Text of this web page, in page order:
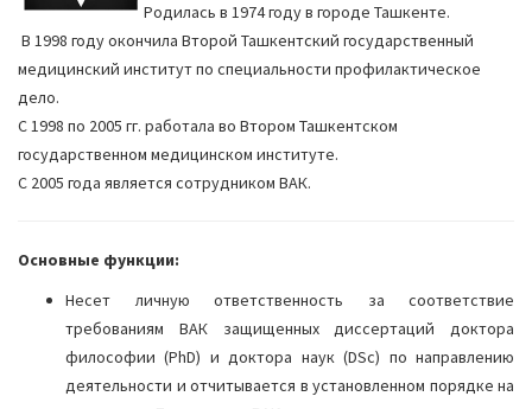
Родилась в 1974 году в городе Ташкенте.
В 1998 году окончила Второй Ташкентский государственный
медицинский институт по специальности профилактическое
дело.
С 1998 по 2005 гг. работала во Втором Ташкентском
государственном медицинском институте.
С 2005 года является сотрудником ВАК.
Основные функции:
Несет личную ответственность за соответствие
требованиям ВАК защищенных диссертаций доктора
философии (PhD) и доктора наук (DSc) по направлению
деятельности и отчитывается в установленном порядке на